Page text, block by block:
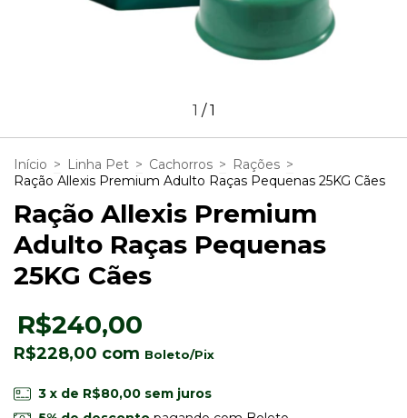
1 /1
Início > Linha Pet > Cachorros > Rações >
Ração Allexis Premium Adulto Raças Pequenas 25KG Cães
Ração Allexis Premium
Adulto Raças Pequenas
25KG Cães
R$240,00
R$228,00 com
3 x de R$80,00 sem juros